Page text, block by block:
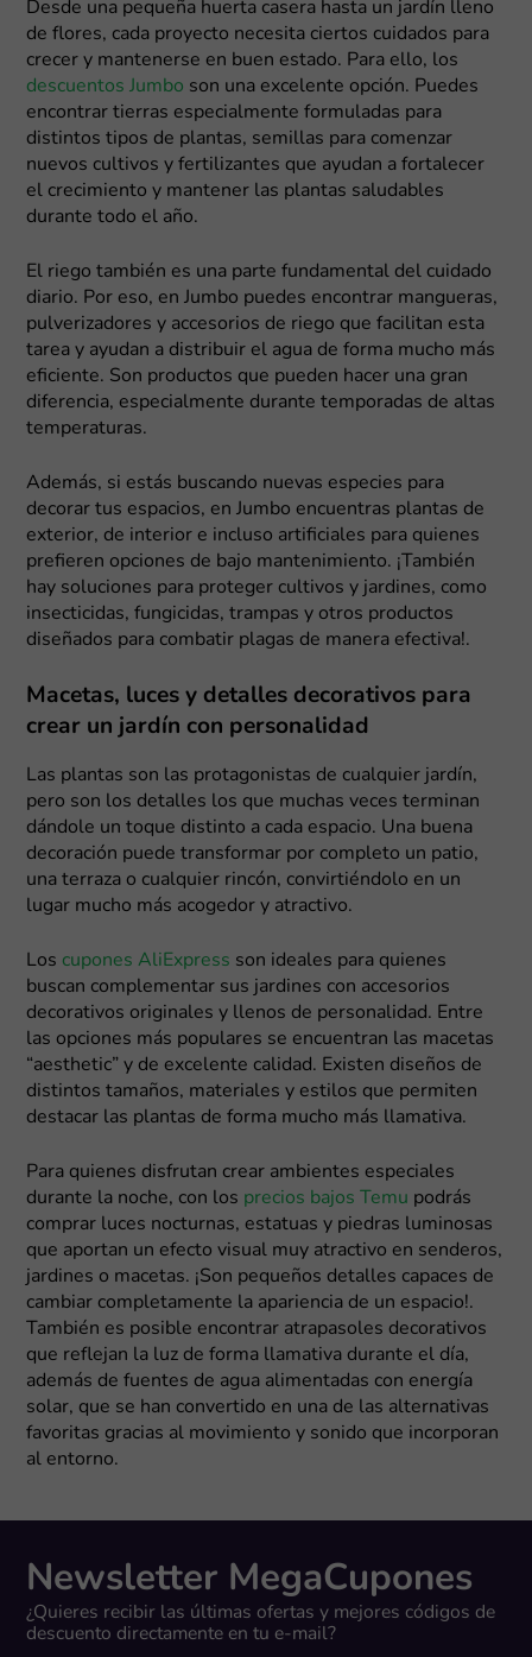
Desde una pequeña huerta casera hasta un jardín lleno
de flores, cada proyecto necesita ciertos cuidados para
crecer y mantenerse en buen estado. Para ello, los
descuentos Jumbo son una excelente opción. Puedes
encontrar tierras especialmente formuladas para
distintos tipos de plantas, semillas para comenzar
nuevos cultivos y fertilizantes que ayudan a fortalecer
el crecimiento y mantener las plantas saludables
durante todo el año.
El riego también es una parte fundamental del cuidado
diario. Por eso, en Jumbo puedes encontrar mangueras,
pulverizadores y accesorios de riego que facilitan esta
tarea y ayudan a distribuir el agua de forma mucho más
eficiente. Son productos que pueden hacer una gran
diferencia, especialmente durante temporadas de altas
temperaturas.
Además, si estás buscando nuevas especies para
decorar tus espacios, en Jumbo encuentras plantas de
exterior, de interior e incluso artificiales para quienes
prefieren opciones de bajo mantenimiento. ¡También
hay soluciones para proteger cultivos y jardines, como
insecticidas, fungicidas, trampas y otros productos
diseñados para combatir plagas de manera efectiva!.
Macetas, luces y detalles decorativos para
crear un jardín con personalidad
Las plantas son las protagonistas de cualquier jardín,
pero son los detalles los que muchas veces terminan
dándole un toque distinto a cada espacio. Una buena
decoración puede transformar por completo un patio,
una terraza o cualquier rincón, convirtiéndolo en un
lugar mucho más acogedor y atractivo.
Los cupones AliExpress son ideales para quienes
buscan complementar sus jardines con accesorios
decorativos originales y llenos de personalidad. Entre
las opciones más populares se encuentran las macetas
“aesthetic” y de excelente calidad. Existen diseños de
distintos tamaños, materiales y estilos que permiten
destacar las plantas de forma mucho más llamativa.
Para quienes disfrutan crear ambientes especiales
durante la noche, con los precios bajos Temu podrás
comprar luces nocturnas, estatuas y piedras luminosas
que aportan un efecto visual muy atractivo en senderos,
jardines o macetas. ¡Son pequeños detalles capaces de
cambiar completamente la apariencia de un espacio!.
También es posible encontrar atrapasoles decorativos
que reflejan la luz de forma llamativa durante el día,
además de fuentes de agua alimentadas con energía
solar, que se han convertido en una de las alternativas
favoritas gracias al movimiento y sonido que incorporan
al entorno.
Newsletter MegaCupones
¿Quieres recibir las últimas ofertas y mejores códigos de
descuento directamente en tu e-mail?